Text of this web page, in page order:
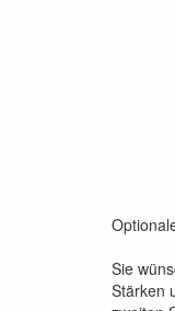
Sie
Stärken